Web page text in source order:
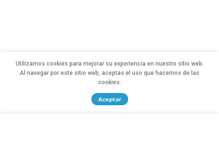
Utilizamos cookies para mejorar su experiencia en nuestro sitio web.
Al navegar por este sitio web, aceptas el uso que hacemos de las
cookies.
Aceptar